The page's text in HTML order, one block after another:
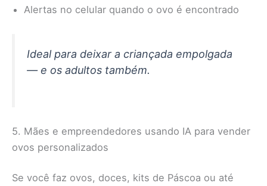
Alertas no celular quando o ovo é encontrado
Ideal para deixar a criançada empolgada
— e os adultos também.
5. Mães e empreendedores usando IA para vender
ovos personalizados
Se você faz ovos, doces, kits de Páscoa ou até